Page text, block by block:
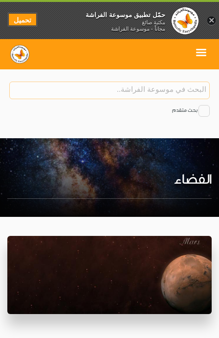
بحث متقدم
الفضاء
×
حمّل تطبيق موسوعة الفراشة
مكتبة صائغ
مجاناً - موسوعة الفراشة
تحميل